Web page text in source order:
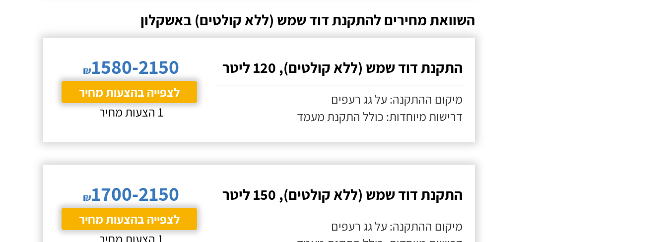
השוואת מחירים להתקנת דוד שמש (ללא קולטים) באשקלון
התקנת דוד שמש (ללא קולטים), 120 ליטר
מיקום ההתקנה: על גג רעפים
דרישות מיוחדות: כולל התקנת מעמד
₪1580-2150
לצפייה בהצעות מחיר
1 הצעות מחיר
התקנת דוד שמש (ללא קולטים), 150 ליטר
מיקום ההתקנה: על גג רעפים
₪1700-2150
לצפייה בהצעות מחיר